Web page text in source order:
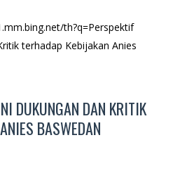
th?q=Perspektif
terhadap Kebijakan Anies
DUKUNGAN DAN KRITIK
BASWEDAN